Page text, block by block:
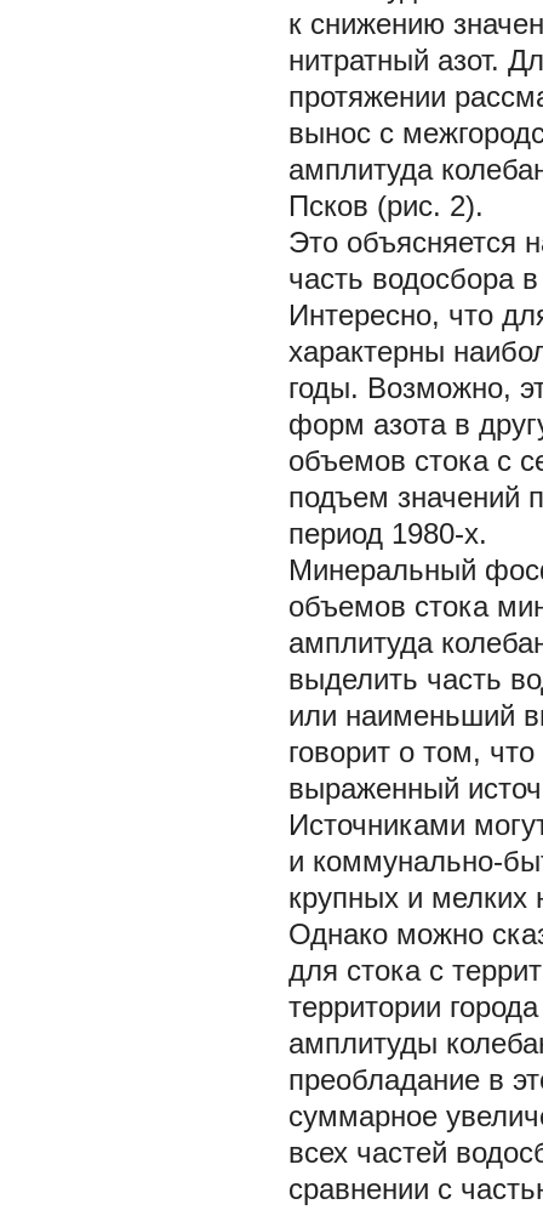
к снижению
нитратный азот.
протяжении
вынос с
амплитуда
Псков (рис. 2).
Это объясняется
часть водосбора в
Интересно, что
характерны
годы. Возможно,
форм азота в
объемов стока с
подъем значений
период 1980-х.
Минеральный
объемов стока
амплитуда
выделить часть
или наименьший
говорит о том,
выраженный
Источниками
и коммунально-
крупных и мелких
Однако можно
для стока с
территории
амплитуды
преобладание в
суммарное
всех частей
сравнении с